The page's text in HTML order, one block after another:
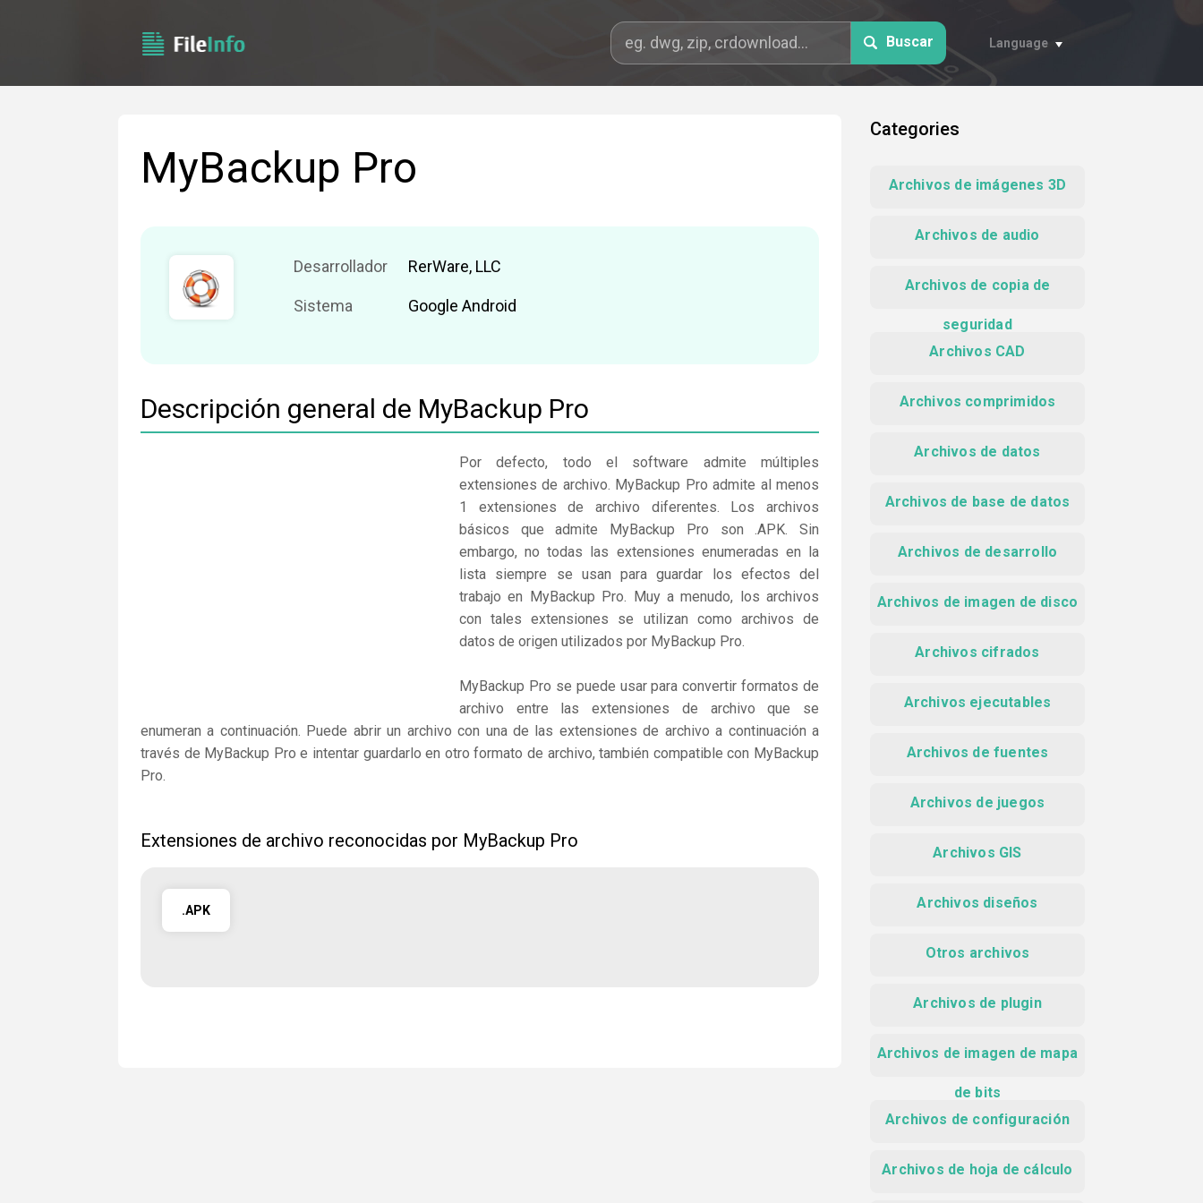
Buscar Language
MyBackup Pro
Desarrollador RerWare, LLC
Sistema Google Android
Descripción general de MyBackup Pro
Por defecto, todo el software admite múltiples
extensiones de archivo. MyBackup Pro admite al menos
1 extensiones de archivo diferentes. Los archivos
básicos que admite MyBackup Pro son .APK. Sin
embargo, no todas las extensiones enumeradas en la
lista siempre se usan para guardar los efectos del
trabajo en MyBackup Pro. Muy a menudo, los archivos
con tales extensiones se utilizan como archivos de
datos de origen utilizados por MyBackup Pro.
MyBackup Pro se puede usar para convertir formatos de
archivo entre las extensiones de archivo que se
enumeran a continuación. Puede abrir un archivo con una de las extensiones de archivo a continuación a
través de MyBackup Pro e intentar guardarlo en otro formato de archivo, también compatible con MyBackup
Pro.
Extensiones de archivo reconocidas por MyBackup Pro
.APK
Categories
Archivos de imágenes 3D
Archivos de audio
Archivos de copia de
seguridad
Archivos CAD
Archivos comprimidos
Archivos de datos
Archivos de base de datos
Archivos de desarrollo
Archivos de imagen de disco
Archivos cifrados
Archivos ejecutables
Archivos de fuentes
Archivos de juegos
Archivos GIS
Archivos diseños
Otros archivos
Archivos de plugin
Archivos de imagen de mapa
de bits
Archivos de configuración
Archivos de hoja de cálculo